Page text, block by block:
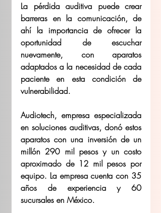
La pérdida auditiva puede crear
barreras en la comunicación, de
ahí la importancia de ofrecer la
oportunidad de escuchar
nuevamente, con aparatos
adaptados a la necesidad de cada
paciente en esta condición de
vulnerabilidad.
Audiotech, empresa especializada
en soluciones auditivas, donó estos
aparatos con una inversión de un
millón 290 mil pesos y un costo
aproximado de 12 mil pesos por
equipo. La empresa cuenta con 35
años de experiencia y 60
sucursales en México.